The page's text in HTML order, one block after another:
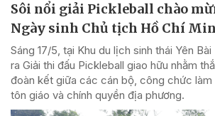
Sôi nổi giải Pickleball chào
Ngày sinh Chủ tịch Hồ Chí
Sáng 17/5, tại Khu du lịch sinh thái Yên
ra Giải thi đấu Pickleball giao hữu nhằm
đoàn kết giữa các cán bộ, công chức
tôn giáo và chính quyền địa phương.